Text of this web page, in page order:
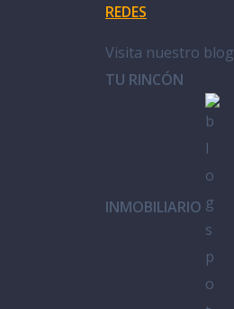
REDES
Visita nuestro blog
TU RINCÓN
INMOBILIARIO